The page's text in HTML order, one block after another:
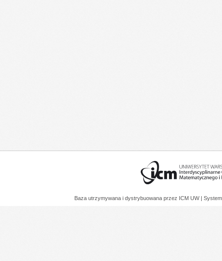
Baza utrzymywana i dystrybuowana przez ICM UW |